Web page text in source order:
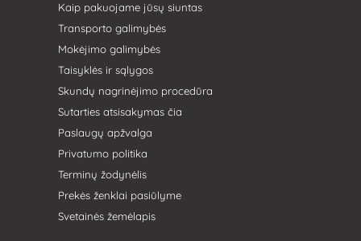
Kaip pakuojame jūsų siuntas
Transporto galimybės
Mokėjimo galimybės
Taisyklės ir sąlygos
Skundų nagrinėjimo procedūra
Sutarties atsisakymas čia
Paslaugų apžvalga
Privatumo politika
Terminų žodynėlis
Prekės ženklai pasiūlyme
Svetainės žemėlapis